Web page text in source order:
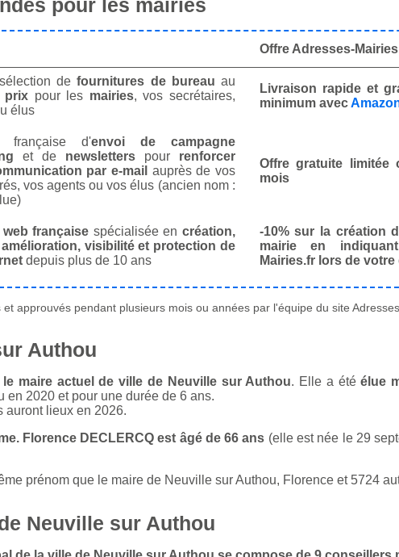
pour les mairies
Offre Adresses-
defournitures de bureau au
prix pour les mairies, vos secrétaires,
élus
Livraison rapide et
minimum avec
française d'envoi de campagne
et de newsletterspour renforcer
par e-mail auprès de vos
vos agents ou vos élus (ancien nom :
Offre gratuite
mois
française spécialisée en création,
visibilité et protection de
depuis plus de 10 ans
-10% sur la création
mairie en
Mairies.fr lors de
approuvés pendant plusieurs mois ou années par l'équipe du site
Authou
le maire actuel de ville de Neuville sur Authou. Elle a étéélue
en 2020 et pour une durée de 6 ans.
auront lieux en 2026.
Florence DECLERCQ est âgé de 66 ans (elle est née le 29
prénom que le maire de Neuville sur Authou, Florence et 5724
Neuville sur Authou